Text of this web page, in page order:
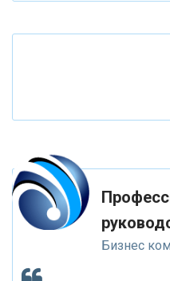
«ФК ОТКРЫТИЕ»
«ЗАПСИБКОМБАНК»
«РОСЕВРОБАНК»
Бизнес